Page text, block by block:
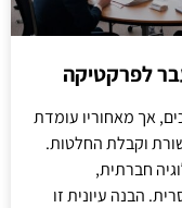
לפרקטיקה
אך מאחוריו עומדת
וקבלת החלטות.
חברתית,
הבנה עיונית זו